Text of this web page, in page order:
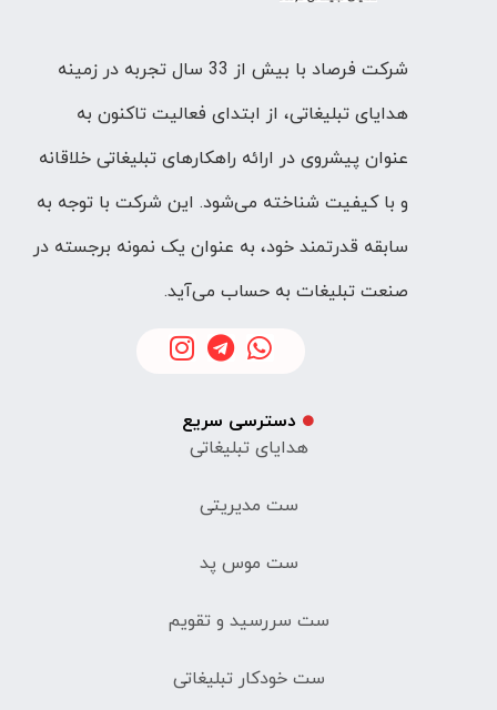
شرکت فرصاد با بیش از 33 سال تجربه در زمینه
هدایای تبلیغاتی، از ابتدای فعالیت تاکنون به
عنوان پیشروی در ارائه راهکارهای تبلیغاتی خلاقانه
و با کیفیت شناخته می‌شود. این شرکت با توجه به
سابقه قدرتمند خود، به عنوان یک نمونه برجسته در
صنعت تبلیغات به حساب می‌آید.
دسترسی سریع
هدایای تبلیغاتی
ست مدیریتی
ست موس پد
ست سررسید و تقویم
ست خودکار تبلیغاتی